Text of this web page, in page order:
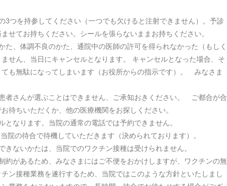
3つを持参してください（一つでも欠けると注射できません）。予診
せてお持ちください。シールを張らないままお持ちください。
た、体調不良のかた、通院中の医師の許可を得られなかった（もしく
せん、当日にキャンセルとなります。 キャンセルとなった場合、そ
も無駄になってしまいます（お役所からの指示です）。 みなさま
者さんが選ぶことはできません、ご承知おきください。 ご都合が合
待ちいただくか、他の医療機関をお探しください。
なります。当院の通常の電話では予約できません。
院の待合で待機していただきます（決められております）。
ないかたは、当院でのワクチン接種は受けられません。
約があるため、みなさまにはご不便をおかけしますが、ワクチンの無
ン接種業務を遂行するため、当院ではこのような方針といたしまし